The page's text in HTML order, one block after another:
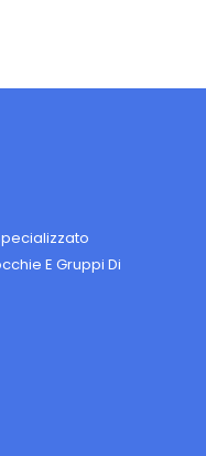
E Gruppi Di